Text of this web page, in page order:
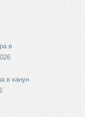
в
в канун